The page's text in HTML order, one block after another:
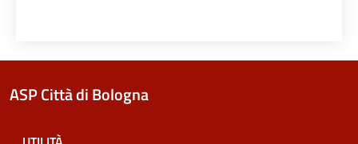
ASP Città di Bologna